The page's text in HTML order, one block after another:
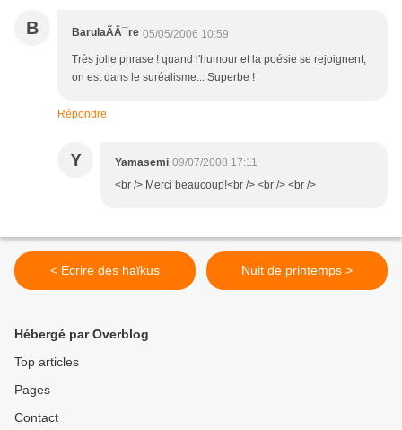
B BarulaÃÂ¯re 05/05/2006 10:59
Très jolie phrase ! quand l'humour et la poésie se rejoignent,
on est dans le suréalisme... Superbe !
Répondre
Y Yamasemi 09/07/2008 17:11
<br /> Merci beaucoup!<br /> <br /> <br />
< Ecrire des haïkus Nuit de printemps >
Hébergé par Overblog
Top articles
Pages
Contact